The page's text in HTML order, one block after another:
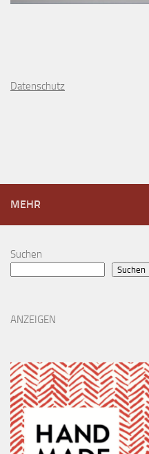
Datenschutz
MEHR
Suchen
Suchen
ANZEIGEN